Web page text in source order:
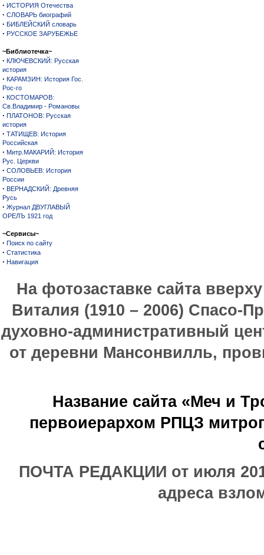
· ИСТОРИЯ Отечества
· СЛОВАРЬ биографий
· БИБЛЕЙСКИЙ словарь
· РУССКОЕ ЗАРУБЕЖЬЕ
~Библиотечка~
· КЛЮЧЕВСКИЙ: Русская
история
· КАРАМЗИН: История Гос.
Рос-го
· КОСТОМАРОВ:
Св.Владимир - Романовы
· ПЛАТОНОВ: Русская
история
· ТАТИЩЕВ: История
Российская
· Митр.МАКАРИЙ: История
Рус. Церкви
· СОЛОВЬЕВ: История
России
· ВЕРНАДСКИЙ: Древняя
Русь
· Журнал ДВУГЛАВЫЙ
ОРЕЛЪ 1921 год
~Сервисы~
· Поиск по сайту
· Статистика
· Навигация
На фотозаставке сайта
Виталия (1910 – 2006) Спасо-
духовно-административный
от деревни Мансонвилль,
Название сайта «Меч и
первоиерархом РПЦЗ
ПОЧТА РЕДАКЦИИ от июля
адреса